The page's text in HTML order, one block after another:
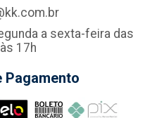
a sexta-feira das
17h
Pagamento